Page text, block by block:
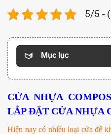
5/5 -
Mục lục
CỬA NHỰA
LẮP ĐẶT CỬA NHỰA
Hiện nay có nhiều loại cửa để